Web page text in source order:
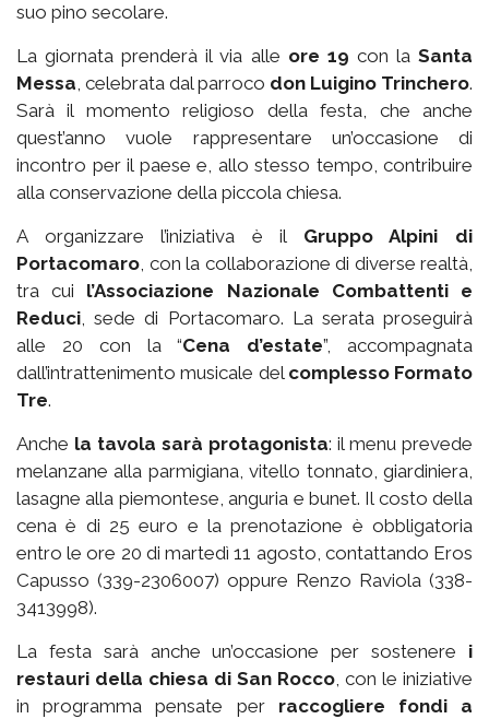
suo pino secolare.
La giornata prenderà il via alle ore 19 con laSanta
Messa, celebrata dal parroco don Luigino Trinchero.
Sarà il momento religioso della festa, che anche
quest’anno vuole rappresentare un’occasione di
incontro per il paese e, allo stesso tempo, contribuire
alla conservazione della piccola chiesa.
A organizzare l’iniziativa è il Gruppo Alpini di
Portacomaro, con la collaborazione di diverse realtà,
tra cui l’Associazione Nazionale Combattenti e
Reduci, sede di Portacomaro. La serata proseguirà
alle 20 con la “Cena d’estate”, accompagnata
dall’intrattenimento musicale del complesso Formato
Tre.
Anche la tavola sarà protagonista: il menu prevede
melanzane alla parmigiana, vitello tonnato, giardiniera,
lasagne alla piemontese, anguria e bunet. Il costo della
cena è di 25 euro e la prenotazione è obbligatoria
entro le ore 20 di martedì 11 agosto, contattando Eros
Capusso (339-2306007) oppure Renzo Raviola (338-
3413998).
La festa sarà anche un’occasione per sostenere i
restauri della chiesa di San Rocco, con le iniziative
in programma pensate per raccogliere fondi a